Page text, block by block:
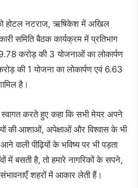
होटल नटराज, ऋषिकेश में अखिल
समिति बैठक कार्यक्रम में प्रतिभाग
करोड़ की 3 योजनाओं का लोकार्पण
की 1 योजना का लोकार्पण एवं 6.63
है।
करते हुए कहा कि सभी मेयर अपने
की आशाओं, अपेक्षाओं और विश्वास के भी
वाली पीढ़ियों के भविष्य पर भी पड़ता
में बसती है, तो हमारे नागरिकों के सपने,
शहरों में आकार लेती हैं।